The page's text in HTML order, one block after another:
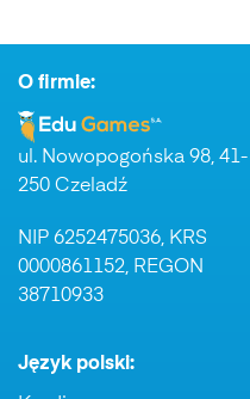
O firmie:
ul. Nowopogońska 98, 41-
250 Czeladź
NIP 6252475036, KRS
0000861152, REGON
38710933
Język polski: